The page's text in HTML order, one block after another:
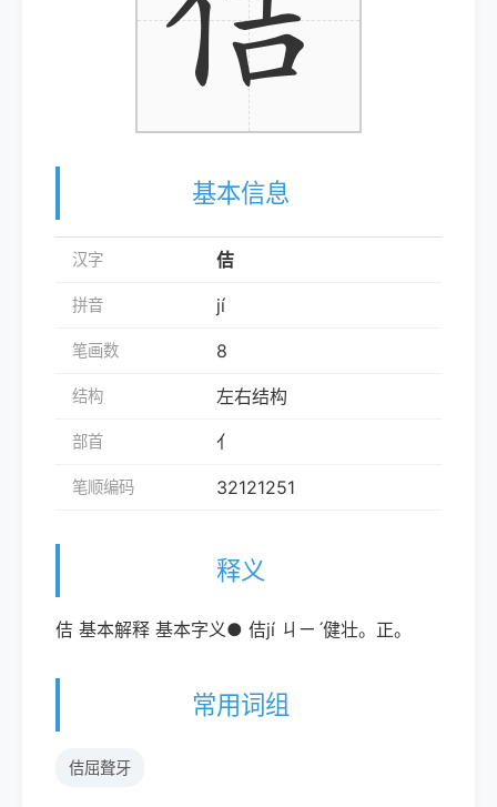
基本信息
汉字 佶
拼音 jí
笔画数 8
结构 左右结构
部首 亻
笔顺编码 32121251
释义
佶 基本解释 基本字义● 佶jí ㄐㄧˊ健壮。正。
常用词组
佶屈聱牙